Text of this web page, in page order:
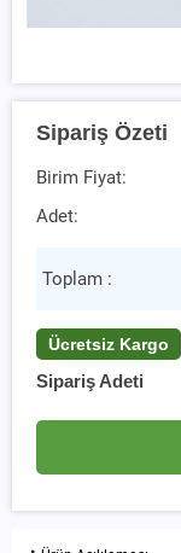
Sipariş Özeti
Birim Fiyat:
Adet:
Toplam :
Ücretsiz Kargo
Sipariş Adeti